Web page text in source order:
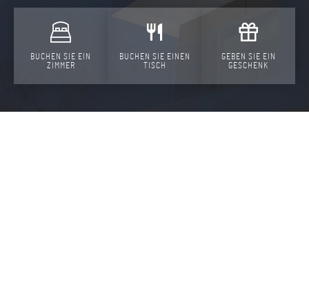
BUCHEN SIE EIN
ZIMMER
BUCHEN SIE EINEN
TISCH
GEBEN SIE EIN
GESCHENK